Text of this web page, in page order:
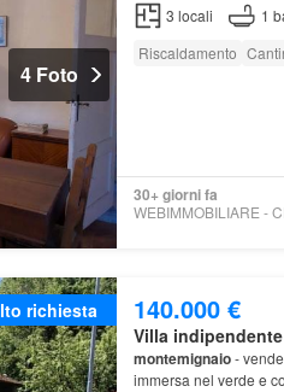
4 Foto
3 locali 1
Riscaldamento
30+ giorni fa
richiesta 140.000 €
Villa indipendente
montemignaio-
immersa nel verde e